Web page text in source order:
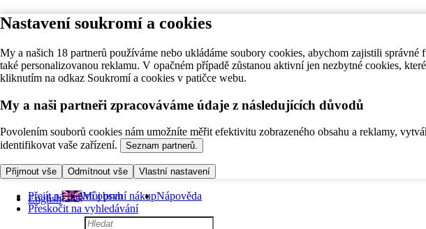
Nastavení soukromí a cookies
My a našich 18 partnerů používáme nebo ukládáme soubory cookies, abychom zajistili
také personalizovanou reklamu. V opačném případě zůstanou aktivní jen nezbytné cookies,
kliknutím na odkaz Soukromí a cookies v patičce webu.
My a naši partneři zpracováváme údaje z následujících důvodů
Povolením souborů cookies nám umožníte měřit efektivitu zobrazeného obsahu a reklamy,
identifikovat vaše zařízení.
Seznam partnerů.
Přijmout vše Odmítnout vše Vlastní nastavení
Přejít na hlavní obsah
Přeskočit na vyhledávání
English Můj první nákupNápověda